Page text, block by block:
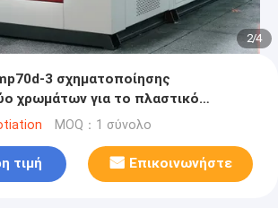
2/4
3 σχηματοποίησης
χρωμάτων για το πλαστικό
MOQ：1 σύνολο
τιμή Επικοινωνήστε